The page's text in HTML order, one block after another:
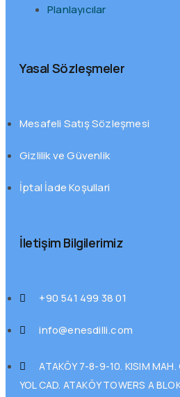
Planlayıcılar
Yasal Sözleşmeler
Mesafeli Satış Sözleşmesi
Gizlilik ve Güvenlik
İptal İade Koşullari
İletişim Bilgilerimiz
+90 541 499 38 01
info@enesdilli.com
ATAKÖY 7-8-9-10. KISIM MAH.
YOL CAD. ATAKÖY TOWERS A